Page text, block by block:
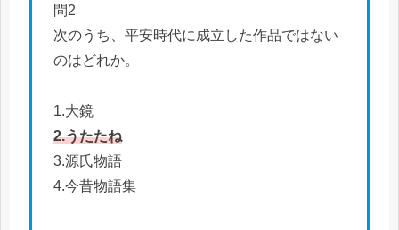
問2
次のうち、平安時代に成立した作品ではない
のはどれか。
1.大鏡
2.うたたね
3.源氏物語
4.今昔物語集